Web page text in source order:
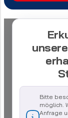
Bitte
möglich.
Anfrage